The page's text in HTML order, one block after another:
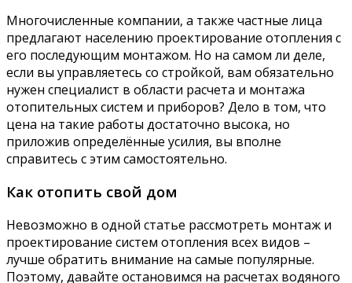
Многочисленные компании, а также частные лица
предлагают населению проектирование отопления с
его последующим монтажом. Но на самом ли деле,
если вы управляетесь со стройкой, вам обязательно
нужен специалист в области расчета и монтажа
отопительных систем и приборов? Дело в том, что
цена на такие работы достаточно высока, но
приложив определённые усилия, вы вполне
справитесь с этим самостоятельно.
Как отопить свой дом
Невозможно в одной статье рассмотреть монтаж и
проектирование систем отопления всех видов –
лучше обратить внимание на самые популярные.
Поэтому, давайте остановимся на расчетах водяного